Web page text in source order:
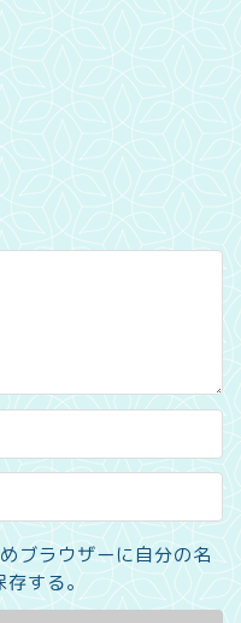
ブラウザーに自分の名
する。